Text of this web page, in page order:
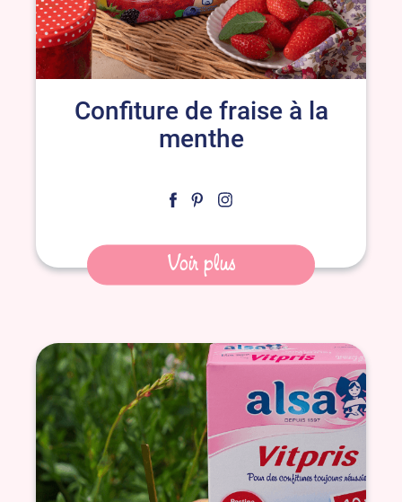
Confiture de fraise à la
menthe
Voir plus